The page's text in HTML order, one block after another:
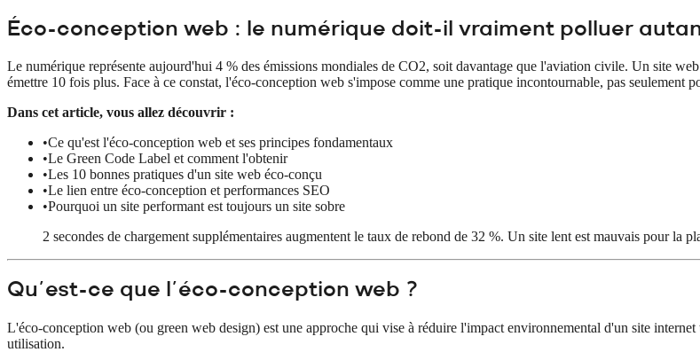
Éco-conception web : le numérique doit-il vraiment polluer
Le numérique représente aujourd'hui 4 % des émissions mondiales de CO2, soit davantage que l'aviation civile. Un site
émettre 10 fois plus. Face à ce constat, l'éco-conception web s'impose comme une pratique incontournable, pas seulement
Dans cet article, vous allez découvrir :
•Ce qu'est l'éco-conception web et ses principes fondamentaux
•Le Green Code Label et comment l'obtenir
•Les 10 bonnes pratiques d'un site web éco-conçu
•Le lien entre éco-conception et performances SEO
•Pourquoi un site performant est toujours un site sobre
2 secondes de chargement supplémentaires augmentent le taux de rebond de 32 %. Un site lent est mauvais pour la
Qu'est-ce que l'éco-conception web ?
L'éco-conception web (ou green web design) est une approche qui vise à réduire l'impact environnemental d'un site
utilisation.